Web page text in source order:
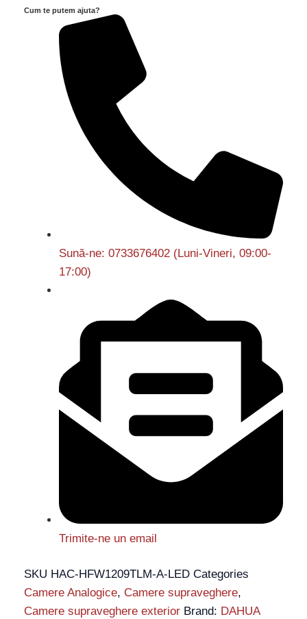
Cum te putem ajuta?
Sună-ne: 0733676402 (Luni-Vineri, 09:00-
17:00)
Trimite-ne un email
SKU HAC-HFW1209TLM-A-LED Categories
Camere Analogice, Camere supraveghere,
Camere supraveghere exterior Brand: DAHUA